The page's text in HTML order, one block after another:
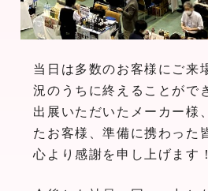
当日は多数のお客様にご来
況のうちに終えることがで
出展いただいたメーカー様
たお客様、準備に携わった
心より感謝を申し上げます！